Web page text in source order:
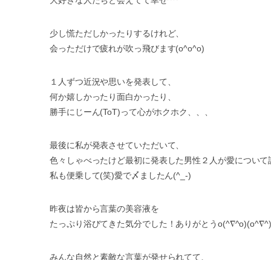
少し慌ただしかったりするけれど、
会っただけで疲れが吹っ飛びます(o^o^o)
１人ずつ近況や思いを発表して、
何か嬉しかったり面白かったり、
勝手にじーん(ToT)って心がホクホク、、、
最後に私が発表させていただいて、
色々しゃべったけど最初に発表した男性２人が愛について
私も便乗して(笑)愛で〆ましたん(^_-)
昨夜は皆から言葉の美容液を
たっぷり浴びてきた気分でした！ありがとう
みんな自然と素敵な言葉が発せられてて、